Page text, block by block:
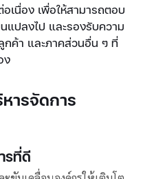
เนื่อง เพื่อให้สามารถตอบ
แปลงไป และรองรับความ
ค้า และภาคส่วนอื่น ๆ ที่
ง
ารจัดการ
รที่ดี